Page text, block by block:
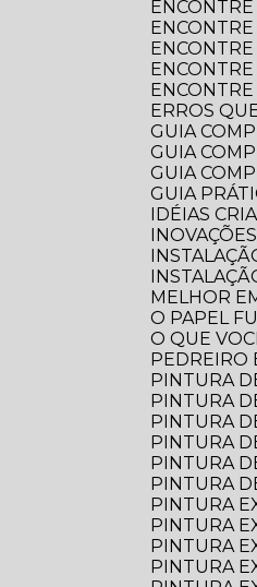
ERROS
GUIA
GUIA
GUIA
GUIA
IDÉIAS
MELHOR
O PAPEL
O QUE
PINTURA
PINTURA
PINTURA
PINTURA
PINTURA
PINTURA
PINTURA
PINTURA
PINTURA
PINTURA